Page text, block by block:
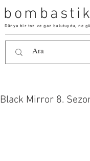
bombastik
Dünya bir toz ve gaz bulutuydu, ne
Black Mirror 8.